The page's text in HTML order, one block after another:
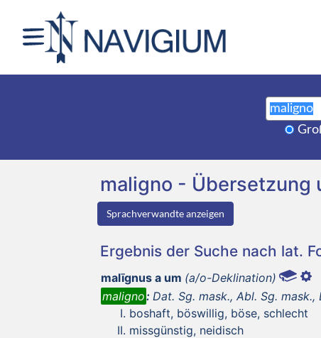
maligno - Übersetzung
Sprachverwandte anzeigen
Ergebnis der Suche nach lat.
malīgnus a um (a/o-Deklination)
maligno: Dat. Sg. mask., Abl. Sg.
boshaft, böswillig, böse, schlecht
missgünstig, neidisch